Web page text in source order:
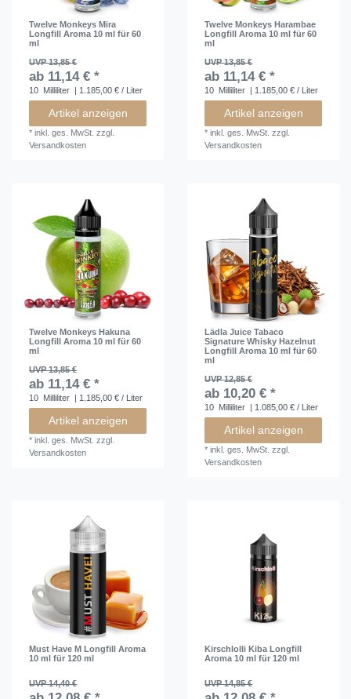
Twelve Monkeys Mira
Longfill Aroma 10 ml für 60
ml
UVP 13,85 €
ab 11,14 € *
10 Milliliter | 1.185,00 € / Liter
Artikel anzeigen
*inkl. ges. MwSt. zzgl.
Versandkosten
Twelve Monkeys Harambae
Longfill Aroma 10 ml für 60
ml
UVP 13,85 €
ab 11,14 € *
10 Milliliter | 1.185,00 € / Liter
Artikel anzeigen
*inkl. ges. MwSt. zzgl.
Versandkosten
Twelve Monkeys Hakuna
Longfill Aroma 10 ml für 60
ml
UVP 13,85 €
ab 11,14 € *
10 Milliliter | 1.185,00 € / Liter
Artikel anzeigen
*inkl. ges. MwSt. zzgl.
Versandkosten
Lädla Juice Tabaco
Signature Whisky Hazelnut
Longfill Aroma 10 ml für 60
ml
UVP 12,85 €
ab 10,20 € *
10 Milliliter | 1.085,00 € / Liter
Artikel anzeigen
*inkl. ges. MwSt. zzgl.
Versandkosten
Must Have M Longfill Aroma
10 ml für 120 ml
UVP 14,40 €
Kirschlolli Kiba Longfill
Aroma 10 ml für 120 ml
UVP 14,85 €